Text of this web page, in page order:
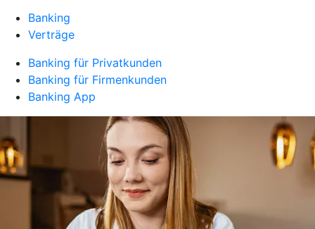
Banking
Verträge
Banking für Privatkunden
Banking für Firmenkunden
Banking App